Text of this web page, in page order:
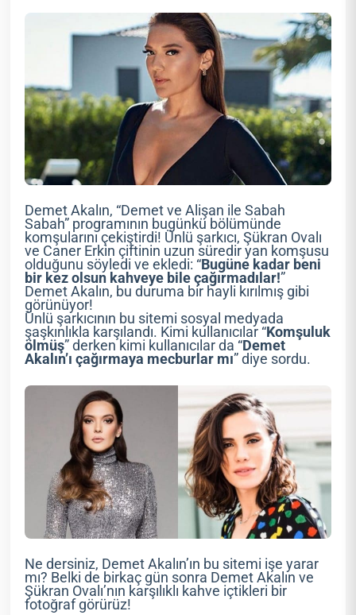
Demet Akalın, “Demet ve Alişan ile Sabah
Sabah” programının bugünkü bölümünde
komşularını çekiştirdi! Ünlü şarkıcı, Şükran Ovalı
ve Caner Erkin çiftinin uzun süredir yan komşusu
olduğunu söyledi ve ekledi: “Bugüne kadar beni
bir kez olsun kahveye bile çağırmadılar!”
Demet Akalın, bu duruma bir hayli kırılmış gibi
görünüyor!
Ünlü şarkıcının bu sitemi sosyal medyada
şaşkınlıkla karşılandı. Kimi kullanıcılar “Komşuluk
ölmüş” derken kimi kullanıcılar da “Demet
Akalın’ı çağırmaya mecburlar mı” diye sordu.
Ne dersiniz, Demet Akalın’ın bu sitemi işe yarar
mı? Belki de birkaç gün sonra Demet Akalın ve
Şükran Ovalı’nın karşılıklı kahve içtikleri bir
fotoğraf görürüz!